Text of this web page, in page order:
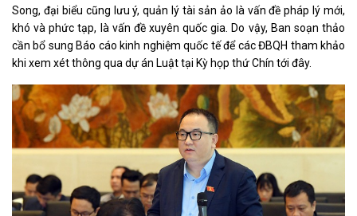
Song, đại biểu cũng lưu ý, quản lý tài sản ảo là vấn đề pháp lý mới,
khó và phức tạp, là vấn đề xuyên quốc gia. Do vậy, Ban soạn thảo
cần bổ sung Báo cáo kinh nghiệm quốc tế để các ĐBQH tham khảo
khi xem xét thông qua dự án Luật tại Kỳ họp thứ Chín tới đây.